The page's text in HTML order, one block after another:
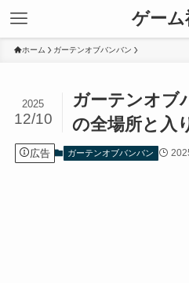
ゲーム
ホーム ガーテンオブバンバン
ガーテンオブ
の全場所と入
2025
12/10
広告 ガーテンオブバンバン